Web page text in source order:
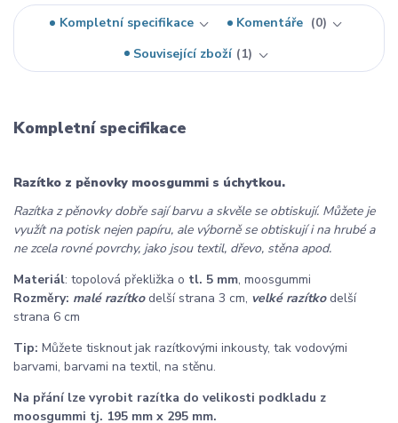
Kompletní specifikace Komentáře
0
Související zboží
1
Kompletní specifikace
Razítko z pěnovky moosgummi s úchytkou.
Razítka z pěnovky dobře sají barvu a skvěle se obtiskují. Můžete je
využít na potisk nejen papíru, ale výborně se obtiskují i na hrubé a
ne zcela rovné povrchy, jako jsou textil, dřevo, stěna apod.
Materiál: topolová překližka o tl. 5 mm, moosgummi
Rozměry: malé razítkodelší strana 3 cm, velké razítkodelší
strana 6 cm
Tip: Můžete tisknout jak razítkovými inkousty, tak vodovými
barvami, barvami na textil, na stěnu.
Na přání lze vyrobit razítka do velikosti podkladu z
moosgummi tj. 195 mm x 295 mm.